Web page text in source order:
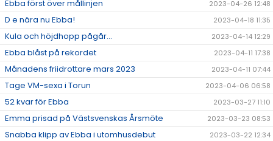
Ebba först över mållinjen 2023-04-26 12:48
D e nära nu Ebba! 2023-04-18 11:35
Kula och höjdhopp pågår... 2023-04-14 12:29
Ebba blåst på rekordet 2023-04-11 17:38
Månadens friidrottare mars 2023 2023-04-11 07:44
Tage VM-sexa i Torun 2023-04-06 06:58
52 kvar för Ebba 2023-03-27 11:10
Emma prisad på Västsvenskas Årsmöte 2023-03-23 08:53
Snabba klipp av Ebba i utomhusdebut 2023-03-22 12:34